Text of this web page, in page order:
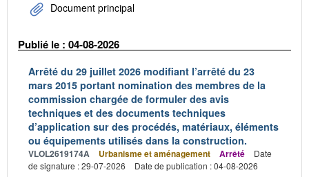
Document principal
Publié le : 04-08-2026
Arrêté du 29 juillet 2026 modifiant l’arrêté du 23
mars 2015 portant nomination des membres de la
commission chargée de formuler des avis
techniques et des documents techniques
d’application sur des procédés, matériaux, éléments
ou équipements utilisés dans la construction.
VLOL2619174A Urbanisme et aménagement Arrêté
Date
de signature : 29-07-2026
Date de publication : 04-08-2026